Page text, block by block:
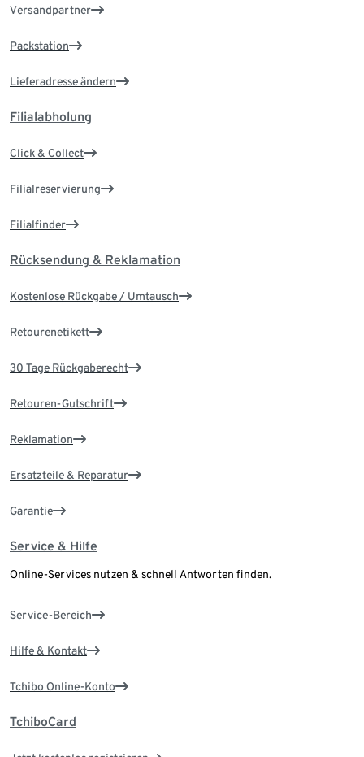
Versandpartner
Packstation
Lieferadresse ändern
Filialabholung
Click & Collect
Filialreservierung
Filialfinder
Rücksendung & Reklamation
Kostenlose Rückgabe / Umtausch
Retourenetikett
30 Tage Rückgaberecht
Retouren-Gutschrift
Reklamation
Ersatzteile & Reparatur
Garantie
Service & Hilfe
Online-Services nutzen & schnell Antworten finden.
Service-Bereich
Hilfe & Kontakt
Tchibo Online-Konto
TchiboCard